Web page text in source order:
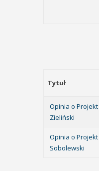
Tytuł
Opinia o
Zieliński
Opinia o
Sobolewski